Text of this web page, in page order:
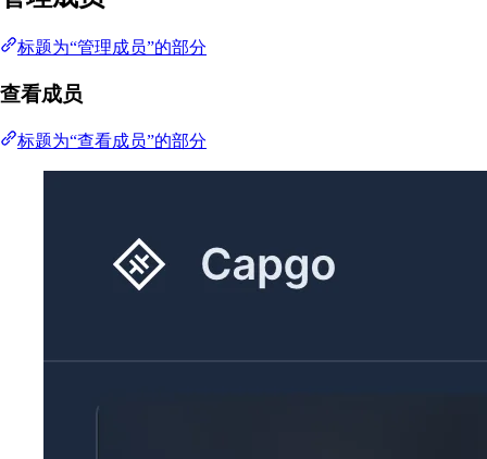
标题为“管理成员”的部分
查看成员
标题为“查看成员”的部分